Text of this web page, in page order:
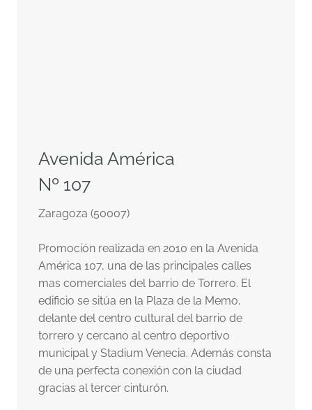
Avenida América
Nº 107
Zaragoza (50007)
Promoción realizada en 2010 en la Avenida
América 107, una de las principales calles
mas comerciales del barrio de Torrero. El
edificio se sitúa en la Plaza de la Memo,
delante del centro cultural del barrio de
torrero y cercano al centro deportivo
municipal y Stadium Venecia. Además consta
de una perfecta conexión con la ciudad
gracias al tercer cinturón.